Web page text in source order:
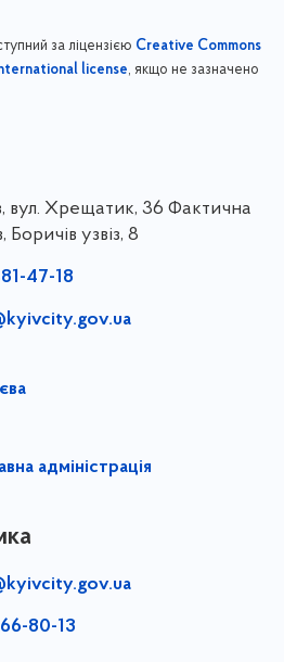
за ліцензією Creative Commons
license, якщо не зазначено
вул. Хрещатик, 36 Фактична
узвіз, 8
47-18
адміністрація
80-13